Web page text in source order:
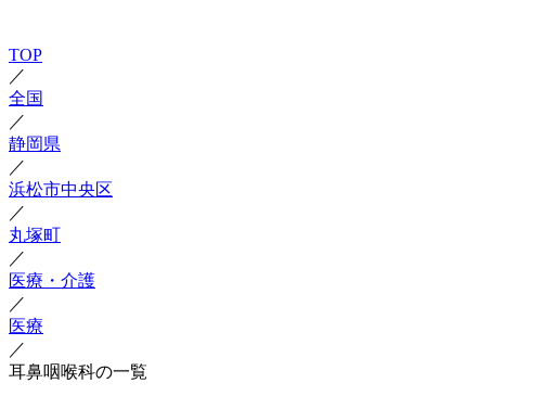
TOP
／
全国
／
静岡県
／
浜松市中央区
／
丸塚町
／
医療・介護
／
医療
／
耳鼻咽喉科の一覧